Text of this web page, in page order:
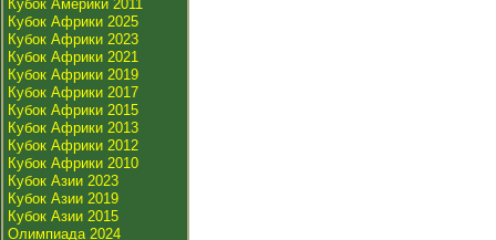
Кубок Америки 2011
Кубок Африки 2025
Кубок Африки 2023
Кубок Африки 2021
Кубок Африки 2019
Кубок Африки 2017
Кубок Африки 2015
Кубок Африки 2013
Кубок Африки 2012
Кубок Африки 2010
Кубок Азии 2023
Кубок Азии 2019
Кубок Азии 2015
Олимпиада 2024